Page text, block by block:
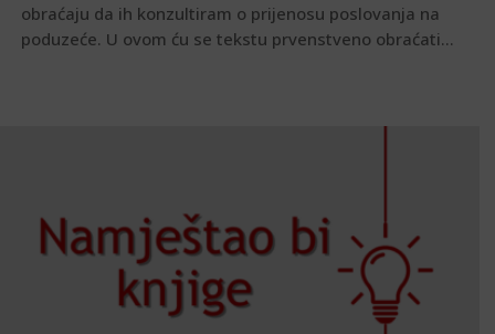
obraćaju da ih konzultiram o prijenosu poslovanja na
poduzeće. U ovom ću se tekstu prvenstveno obraćati...